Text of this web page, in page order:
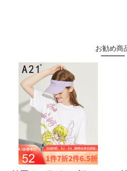
お勧め商